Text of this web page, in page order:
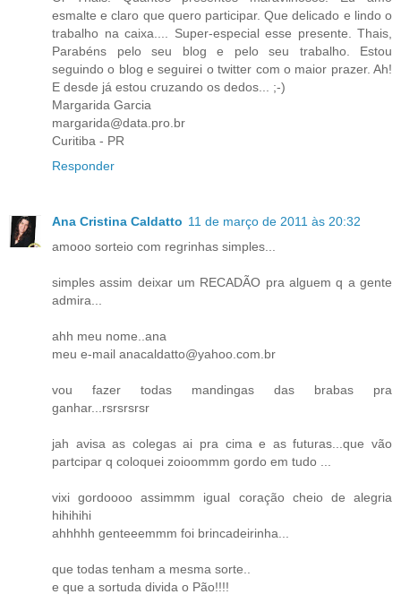
esmalte e claro que quero participar. Que delicado e lindo o
trabalho na caixa.... Super-especial esse presente. Thais,
Parabéns pelo seu blog e pelo seu trabalho. Estou
seguindo o blog e seguirei o twitter com o maior prazer. Ah!
E desde já estou cruzando os dedos... ;-)
Margarida Garcia
margarida@data.pro.br
Curitiba - PR
Responder
Ana Cristina Caldatto 11 de março de 2011 às 20:32
amooo sorteio com regrinhas simples...
simples assim deixar um RECADÃO pra alguem q a gente
admira...
ahh meu nome..ana
meu e-mail anacaldatto@yahoo.com.br
vou fazer todas mandingas das brabas pra
ganhar...rsrsrsrsr
jah avisa as colegas ai pra cima e as futuras...que vão
partcipar q coloquei zoioommm gordo em tudo ...
vixi gordoooo assimmm igual coração cheio de alegria
hihihihi
ahhhhh genteeemmm foi brincadeirinha...
que todas tenham a mesma sorte..
e que a sortuda divida o Pão!!!!